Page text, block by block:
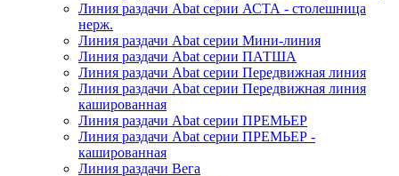
Линия раздачи Abat серии АСТА - столешница
нерж.
Линия раздачи Abat серии Мини-линия
Линия раздачи Abat серии ПАТША
Линия раздачи Abat серии Передвижная линия
Линия раздачи Abat серии Передвижная линия
кашированная
Линия раздачи Abat серии ПРЕМЬЕР
Линия раздачи Abat серии ПРЕМЬЕР -
кашированная
Линия раздачи Вега